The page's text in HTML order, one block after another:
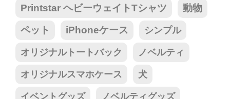
Printstar ヘビーウェイトTシャツ 動物
ペット iPhoneケース シンプル
オリジナルトートバック ノベルティ
オリジナルスマホケース 犬
イベントグッズ ノベルティグッズ